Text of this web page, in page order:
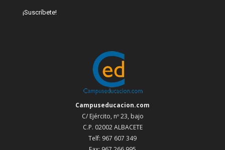
Campuseducacion.com
C/ Ejército, nº 23, bajo
C.P. 02002 ALBACETE
Telf: 967 607 349